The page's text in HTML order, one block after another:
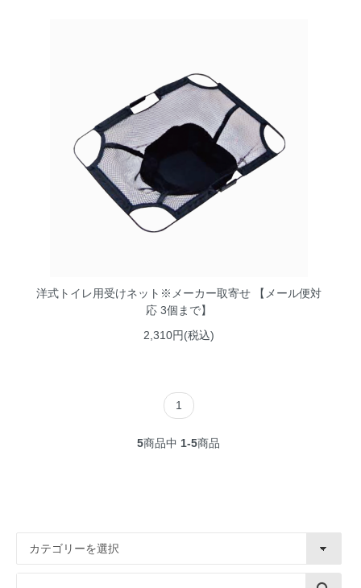
洋式トイレ用受けネット※メーカー取寄せ 【メール便対
応 3個まで】
2,310円(税込)
1
5商品中 1-5商品